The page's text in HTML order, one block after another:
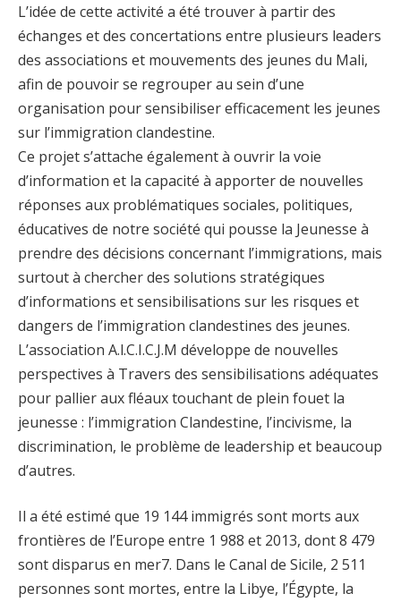
L’idée de cette activité a été trouver à partir des
échanges et des concertations entre plusieurs leaders
des associations et mouvements des jeunes du Mali,
afin de pouvoir se regrouper au sein d’une
organisation pour sensibiliser efficacement les jeunes
sur l’immigration clandestine.
Ce projet s’attache également à ouvrir la voie
d’information et la capacité à apporter de nouvelles
réponses aux problématiques sociales, politiques,
éducatives de notre société qui pousse la Jeunesse à
prendre des décisions concernant l’immigrations, mais
surtout à chercher des solutions stratégiques
d’informations et sensibilisations sur les risques et
dangers de l’immigration clandestines des jeunes.
L’association A.l.C.I.C.J.M développe de nouvelles
perspectives à Travers des sensibilisations adéquates
pour pallier aux fléaux touchant de plein fouet la
jeunesse : l’immigration Clandestine, l’incivisme, la
discrimination, le problème de leadership et beaucoup
d’autres.
Il a été estimé que 19 144 immigrés sont morts aux
frontières de l’Europe entre 1 988 et 2013, dont 8 479
sont disparus en mer7. Dans le Canal de Sicile, 2 511
personnes sont mortes, entre la Libye, l’Égypte, la